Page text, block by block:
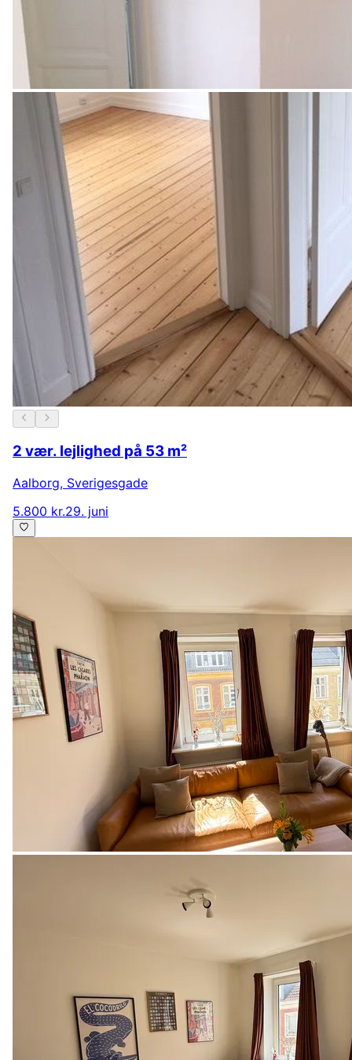
2 vær. lejlighed på 53 m²
Aalborg, Sverigesgade
5.800 kr.29. juni